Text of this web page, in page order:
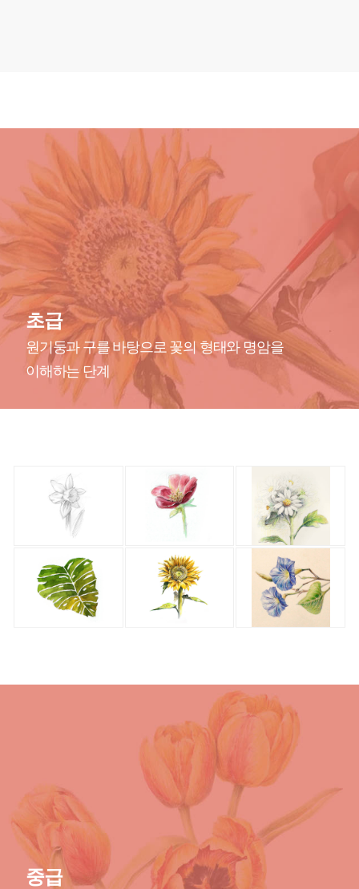
초급
원기둥과 구를 바탕으로 꽃의 형태와 명암을
이해하는 단계
중급